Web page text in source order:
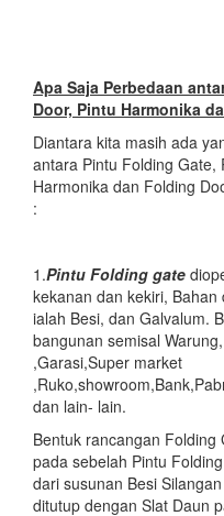
Apa Saja Perbedaan
Door, Pintu Harmonika
Diantara kita masih ada
antara Pintu Folding Gate,
Harmonika dan Folding
:
1.Pintu Folding gate
kekanan dan kekiri,
ialah Besi, dan Galvalum.
bangunan semisal
,Garasi,Super market
dan lain- lain.
Bentuk rancangan
pada sebelah Pintu
dari susunan Besi
ditutup dengan Slat Daun